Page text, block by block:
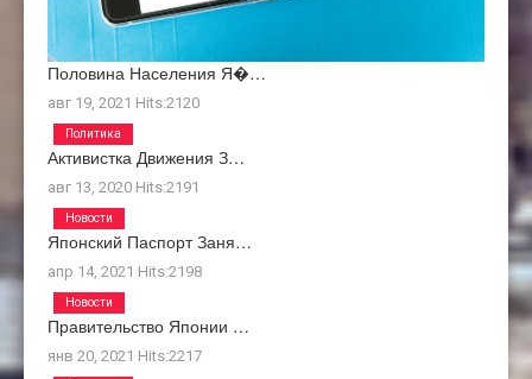
Половина Населения Я�…
авг 19, 2021 Hits:2120
Активистка Движения З…
авг 13, 2020 Hits:2191
Политика
Японский Паспорт Заня…
апр 14, 2021 Hits:2198
Новости
Правительство Японии …
янв 20, 2021 Hits:2217
Новости